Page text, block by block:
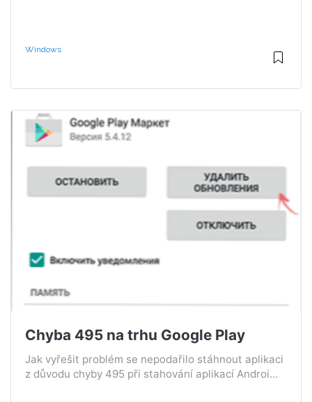
Windows
Chyba 495 na trhu Google Play
Jak vyřešit problém se nepodařilo stáhnout aplikaci
z důvodu chyby 495 při stahování aplikací Androi...